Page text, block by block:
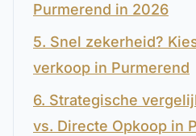
Purmerend in 2026
5. Snel zekerheid?
verkoop in Purmerend
6. Strategische
vs. Directe Opkoop in